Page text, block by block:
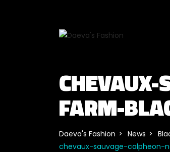
FARM-
Daeva's Fashion News
chevaux-sauvage-